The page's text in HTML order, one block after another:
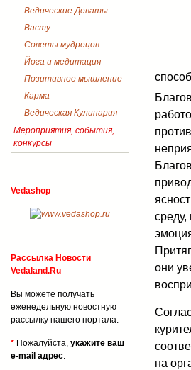
они
на
Ведические Деваты
Васту
Советы мудрецов
Йога и медитация
Позитивное мышление
Карма
Ведическая Кулинария
Мероприятия, события,
конкурсы
Vedashop
Рассылка Новости
Vedaland.Ru
Вы можете получать
еженедельную новостную
рассылку нашего портала.
* Пожалуйста, укажите ваш
e-mail адрес: